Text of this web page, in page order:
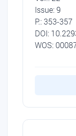
Issue: 9
P.: 353-357
DОI:
WOS: